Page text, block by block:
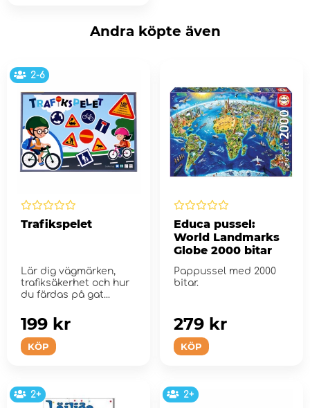
Andra köpte även
2-6
Trafikspelet
Lär dig vägmärken,
trafiksäkerhet och hur
du färdas på gat...
KÖP
199 kr
Educa pussel:
World Landmarks
Globe 2000 bitar
Pappussel med 2000
bitar.
KÖP
279 kr
2+ 2+